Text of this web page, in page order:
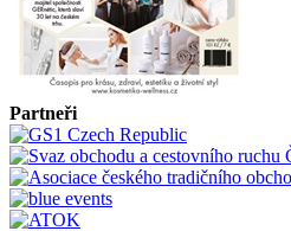
Partneři